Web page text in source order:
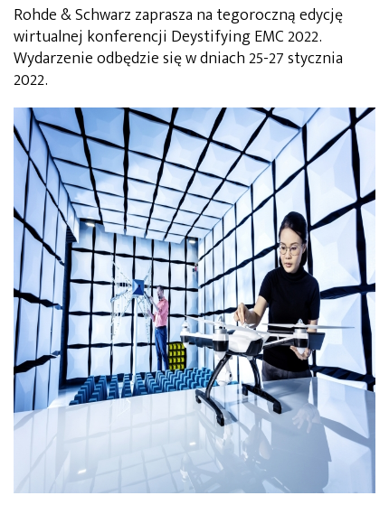
Rohde & Schwarz zaprasza na tegoroczną edycję
wirtualnej konferencji Deystifying EMC 2022.
Wydarzenie odbędzie się w dniach 25-27 stycznia
2022.